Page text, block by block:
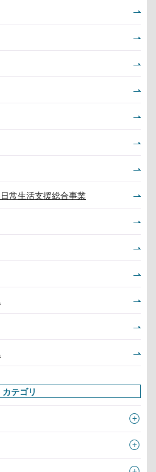
常生活支援総合事業
カテゴリ